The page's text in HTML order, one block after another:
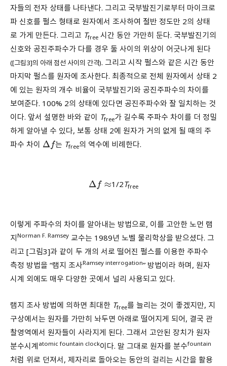
자들의 전자 상태를 나타낸다. 그리고 국부발진기로부터 마이크로
파 신호를 펄스 형태로 원자에서 조사하여 절반 정도만 2의 상태
로 가게 만든다. 그리고 Tfree 시간 동안 가만히 둔다. 국부발진기의
신호와 공진주파수가 다를 경우 둘 사이의 위상이 어긋나게 된다
([그림3]의 아래 점선 사이의 간격). 그리고 시작 펄스와 같은 시간 동안
마지막 펄스를 원자에 조사한다. 최종적으로 전체 원자에서 상태 2
에 있는 원자의 개수 비율이 국부발진기와 공진주파수의 차이를
보여준다. 100% 2의 상태에 있다면 공진주파수와 잘 일치하는 것
이다. 앞서 설명한 바와 같이 Tfree가 길수록 주파수 차이를 더 정밀
하게 알아낼 수 있다, 보통 상태 2에 원자가 거의 없게 될 때의 주
파수 차이 Δf 는 Tfree의 역수에 비례한다.
Δf≈ 1/2Tfree
이렇게 주파수의 차이를 알아내는 방법으로, 이를 고안한 노먼 램
지Norman F. Ramsey 교수는 1989년 노벨 물리학상을 받으셨다. 그
리고 [그림3]과 같이 두 개의 서로 떨어진 펄스를 이용한 주파수
측정 방법을 “램지 조사Ramsey interrogation” 방법이라 하며, 원자
시계 외에도 매우 다양한 곳에서 널리 사용되고 있다.
램지 조사 방법에 의하면 최대한 Tfree를 늘리는 것이 좋겠지만, 지
구상에서는 원자를 가만히 놔두면 아래로 떨어지게 되어, 결국 관
찰영역에서 원자들이 사라지게 된다. 그래서 고안된 장치가 원자
분수시계 atomic fountain clock이다. 말 그대로 원자를 분수fountain
처럼 위로 던져서, 제자리로 돌아오는 동안의 걸리는 시간을 활용